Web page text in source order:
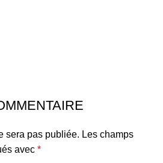
sera pas publiée. Les champs
avec *